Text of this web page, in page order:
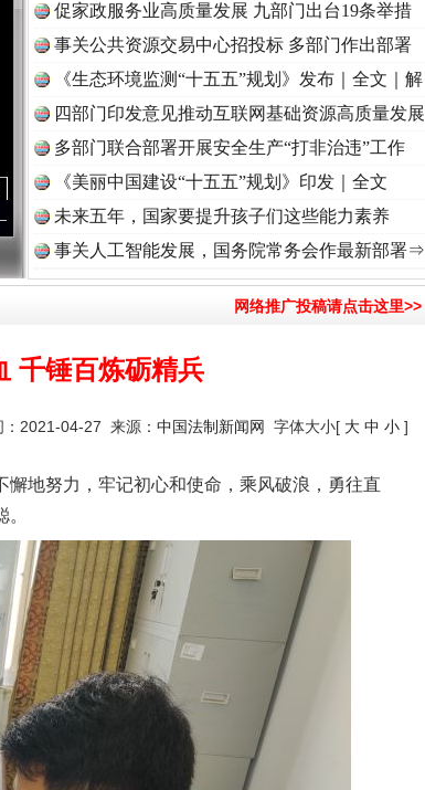
律..·[视频]牢记初心使命 奋进复兴征程丨“转折之城”激荡..·[视频]
促家政服务业高质量发展 九部门出台19条举措
事关公共资源交易中心招投标 多部门作出部署
《生态环境监测“十五五”规划》发布｜全文｜解
读
四部门印发意见推动互联网基础资源高质量发展
多部门联合部署开展安全生产“打非治违”工作
《美丽中国建设“十五五”规划》印发｜全文
未来五年，国家要提升孩子们这些能力素养
事关人工智能发展，国务院常务会作最新部署⇒
网络推广投稿请点击这里>>
千锤百炼砺精兵
：2021-04-27 来源： 中国法制新闻网 字体大小[ 大 中 小 ]
地努力，牢记初心和使命，乘风破浪，勇往直